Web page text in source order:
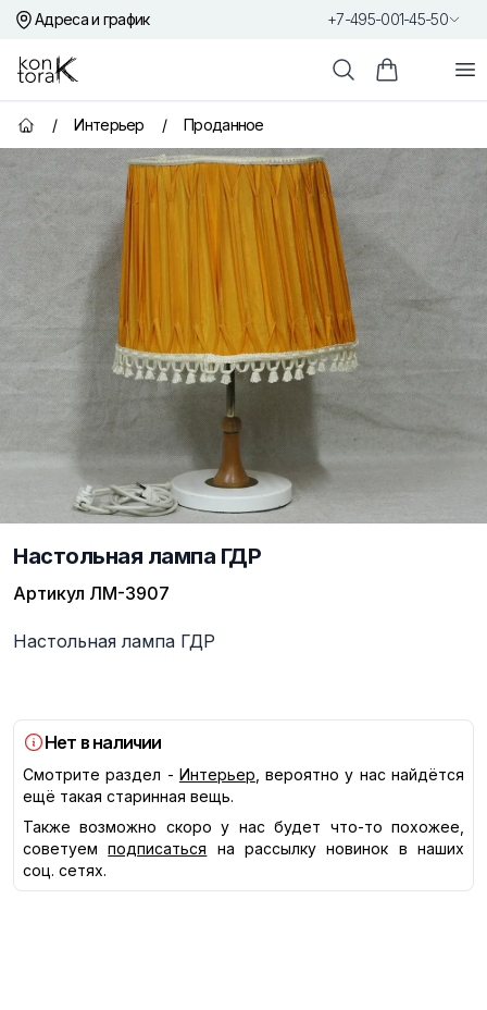
Адреса и график +7-495-001-45-50
Контора К
ПоискКорзина
Главная страница
/ Интерьер / Проданное
Настольная лампа ГДР
Артикул ЛМ-3907
Описание
Настольная лампа ГДР
Нет в наличии
Смотрите раздел - Интерьер , вероятно у нас найдётся
ещё такая старинная вещь.
Также возможно скоро у нас будет что-то похожее,
советуем
подписаться
на рассылку новинок в наших
соц. сетях.